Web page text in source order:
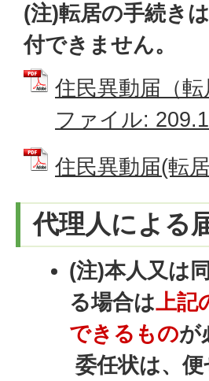
(注)転居の手続き
付できません。
住民異動届（
ファイル:
住民異動届(転
代理人による
(注)本人又は
る場合は上記
できるものが
委任状は、